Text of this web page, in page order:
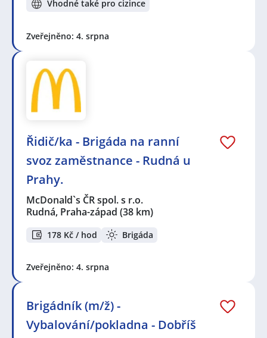
Vhodné také pro cizince
Zveřejněno: 4. srpna
Řidič/ka - Brigáda na ranní
svoz zaměstnance - Rudná u
Prahy.
McDonald`s ČR spol. s r.o.
Rudná, Praha-západ (38 km)
178 Kč / hod Brigáda
Zveřejněno: 4. srpna
Brigádník (m/ž) -
Vybalování/pokladna - Dobříš